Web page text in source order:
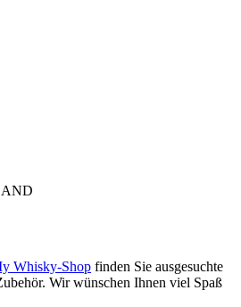
Whisky-Shop finden Sie ausgesuchte
Wir wünschen Ihnen viel Spaß